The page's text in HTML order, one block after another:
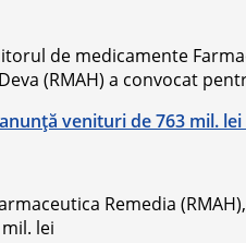
de medicamente
(RMAH) a convocat
venituri de 763 mil.
Remedia
lei